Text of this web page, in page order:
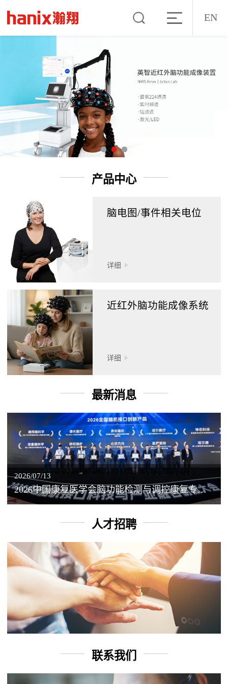
EN
产品中心
脑电图/事件相关电位
详细
近红外脑功能成像系统
详细
最新消息
2026/07/13
2026中国康复医学会脑功能检测与调控康复专业委员会学术年会丨脑客中国：脑机接口——EEG驱动TMS闭环调控工作坊
人才招聘
联系我们